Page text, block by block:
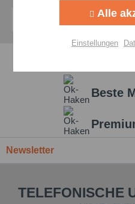
Beste
Newsletter
TELEFONISCHE
Personalisierung
Alle
Einstellungen